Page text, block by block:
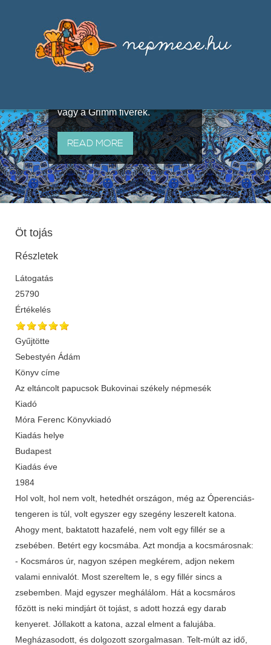
útján terjedő elbeszélésekből,
melyeket olyan ismert gyűjtők
állítottak össze, mint Benedek
vagy a Grimm fivérek.
READ MORE
Öt tojás
Részletek
Látogatás
25790
Értékelés
Gyűjtötte
Sebestyén Ádám
Könyv címe
Az eltáncolt papucsok Bukovinai székely népmesék
Kiadó
Móra Ferenc Könyvkiadó
Kiadás helye
Budapest
Kiadás éve
1984
Hol volt, hol nem volt, hetedhét országon, még az Óperenciás-
tengeren is túl, volt egyszer egy szegény leszerelt katona.
Ahogy ment, baktatott hazafelé, nem volt egy fillér se a
zsebében. Betért egy kocsmába. Azt mondja a kocsmárosnak:
- Kocsmáros úr, nagyon szépen megkérem, adjon nekem
valami ennivalót. Most szereltem le, s egy fillér sincs a
zsebemben. Majd egyszer meghálálom. Hát a kocsmáros
főzött is neki mindjárt öt tojást, s adott hozzá egy darab
kenyeret. Jóllakott a katona, azzal elment a falujába.
Megházasodott, és dolgozott szorgalmasan. Telt-múlt az idő,